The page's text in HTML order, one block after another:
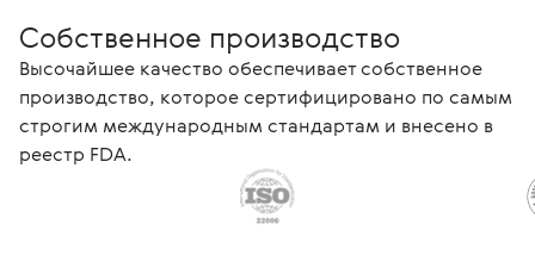
Собственное производство
Высочайшее качество обеспечивает собственное
производство, которое сертифицировано по самым
строгим международным стандартам и внесено в
реестр FDA.